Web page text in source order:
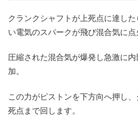
クランクシャフトが上死点に達し
い電気のスパークが飛び混合気に点
圧縮された混合気が爆発し急激に
加。
この力がピストンを下方向へ押し
死点まで回します。